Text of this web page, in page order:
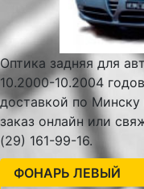
Оптика задняя для
10.2000-10.2004
доставкой по
заказ онлайн или
(29) 161-99-16.
ФОНАРЬ ЛЕВЫЙ